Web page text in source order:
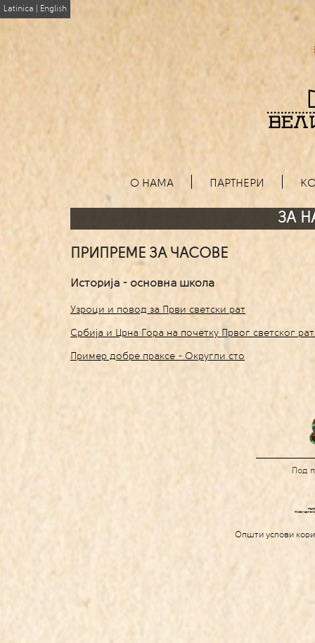
Latinica English
О НАМА ПАРТНЕРИ
ЗА
ПРИПРЕМЕ ЗА ЧАСОВЕ
Историја - основна школa
Узроци и повод за Први светски рат
Србија и Црна Гора на почетку Првог светског
Пример добре праксе - Округли сто
Под
Општи услови